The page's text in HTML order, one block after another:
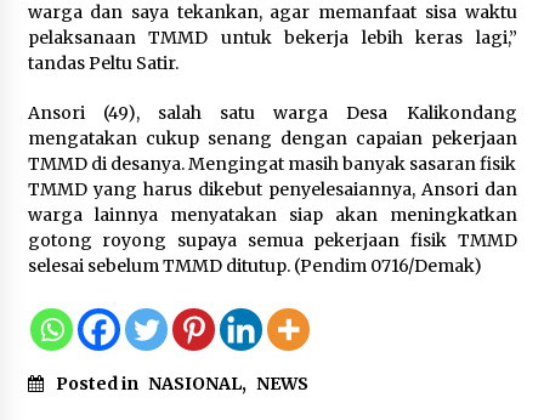
Indonesia Dorong Langkah Nyata
10 Agustus 2026
Tinjau PSO Bea Cukai Kupang,
Menkeu Tegaskan Komitmen
Perkuat Pengawasan Laut
10 Agustus 2026
Filosofi Memuliakan Murid Kunci
warga dan saya tekankan, agar memanfaat sisa waktu
pelaksanaan TMMD untuk bekerja lebih keras lagi,”
tandas Peltu Satir.
Ansori (49), salah satu warga Desa Kalikondang
mengatakan cukup senang dengan capaian pekerjaan
TMMD di desanya. Mengingat masih banyak sasaran fisik
TMMD yang harus dikebut penyelesaiannya, Ansori dan
warga lainnya menyatakan siap akan meningkatkan
gotong royong supaya semua pekerjaan fisik TMMD
selesai sebelum TMMD ditutup. (Pendim 0716/Demak)
Posted in NASIONAL, NEWS